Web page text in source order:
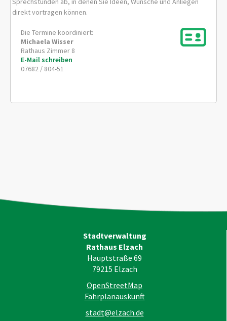
direkt vortragen können.
Die Termine koordiniert:
Michaela Wisser
Rathaus Zimmer 8
E-Mail schreiben
07682 / 804-51
Stadtverwaltung
Rathaus Elzach
Hauptstraße 69
79215 Elzach
OpenStreetMap
Fahrplanauskunft
stadt@elzach.de